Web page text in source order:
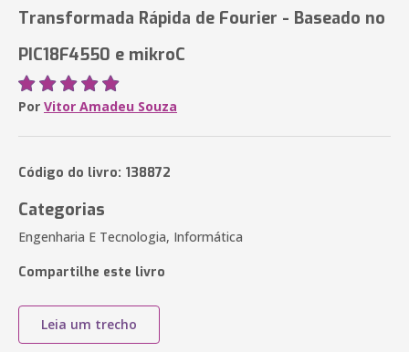
Transformada Rápida de Fourier - Baseado no
PIC18F4550 e mikroC
Por Vitor Amadeu Souza
Código do livro: 138872
Categorias
Engenharia E Tecnologia, Informática
Compartilhe este livro
Leia um trecho